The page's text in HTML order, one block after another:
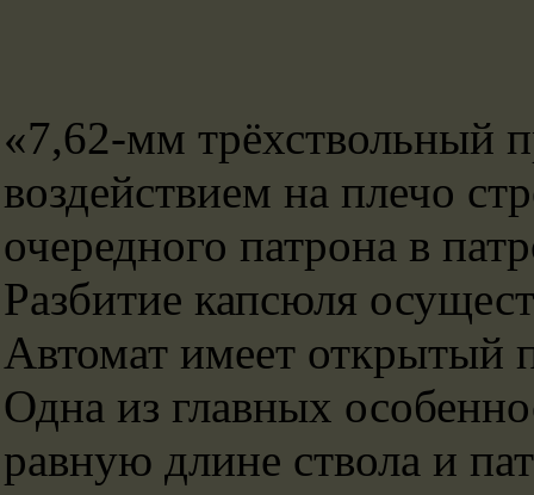
«7,62-мм трёхствольный
воздействием на плечо
очередного патрона в
Разбитие капсюля
Автомат имеет открытый
Одна из главных
равную длине ствола и